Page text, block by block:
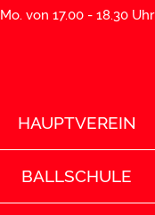
Mo. von 17.00 - 18.30 Uhr
HAUPTVEREIN
BALLSCHULE